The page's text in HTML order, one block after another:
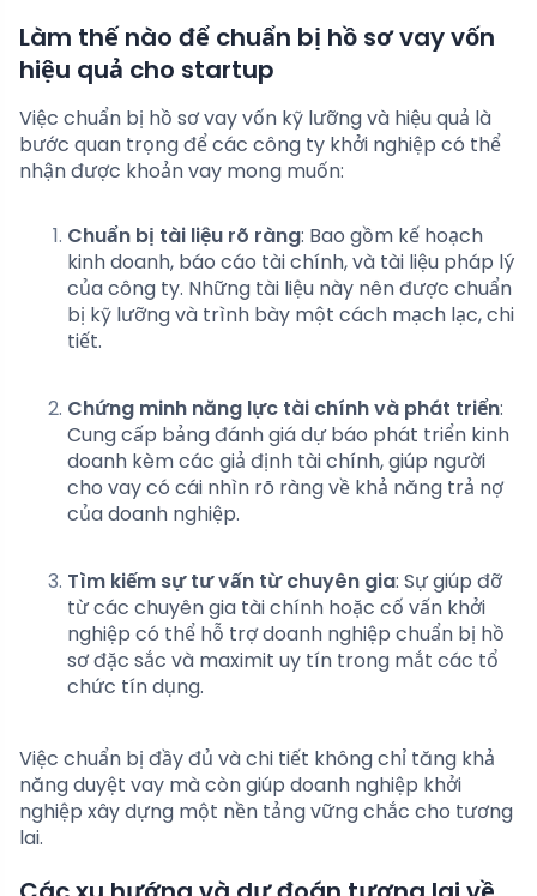
Làm thế nào để chuẩn bị hồ sơ vay vốn
hiệu quả cho startup
Việc chuẩn bị hồ sơ vay vốn kỹ lưỡng và hiệu quả là
bước quan trọng để các công ty khởi nghiệp có thể
nhận được khoản vay mong muốn:
Chuẩn bị tài liệu rõ ràng: Bao gồm kế hoạch
kinh doanh, báo cáo tài chính, và tài liệu pháp lý
của công ty. Những tài liệu này nên được chuẩn
bị kỹ lưỡng và trình bày một cách mạch lạc, chi
tiết.
Chứng minh năng lực tài chính và phát triển:
Cung cấp bảng đánh giá dự báo phát triển kinh
doanh kèm các giả định tài chính, giúp người
cho vay có cái nhìn rõ ràng về khả năng trả nợ
của doanh nghiệp.
Tìm kiếm sự tư vấn từ chuyên gia: Sự giúp đỡ
từ các chuyên gia tài chính hoặc cố vấn khởi
nghiệp có thể hỗ trợ doanh nghiệp chuẩn bị hồ
sơ đặc sắc và maximit uy tín trong mắt các tổ
chức tín dụng.
Việc chuẩn bị đầy đủ và chi tiết không chỉ tăng khả
năng duyệt vay mà còn giúp doanh nghiệp khởi
nghiệp xây dựng một nền tảng vững chắc cho tương
lai.